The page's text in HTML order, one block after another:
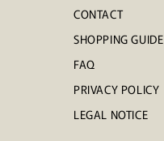
CONTACT
SHOPPING GUIDE
FAQ
PRIVACY POLICY
LEGAL NOTICE